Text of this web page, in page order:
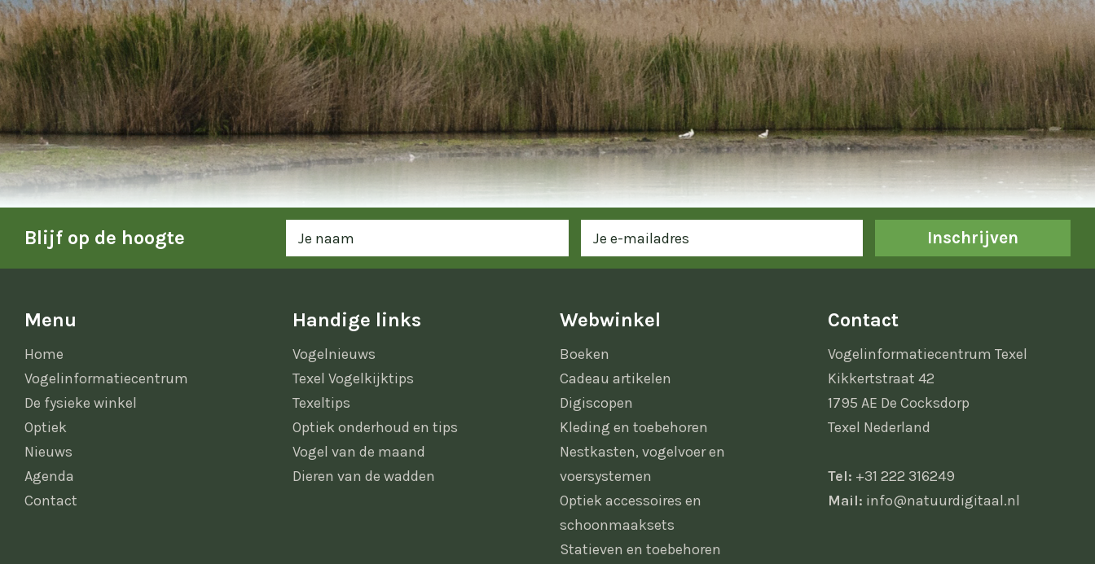
Blijf op de hoogte Inschrijven
Menu
Home
Vogelinformatiecentrum
De fysieke winkel
Optiek
Nieuws
Agenda
Contact
Handige links
Vogelnieuws
Texel Vogelkijktips
Texeltips
Optiek onderhoud en tips
Vogel van de maand
Dieren van de wadden
Webwinkel
Boeken
Cadeau artikelen
Digiscopen
Kleding en toebehoren
Nestkasten, vogelvoer en
voersystemen
Optiek accessoires en
schoonmaaksets
Statieven en toebehoren
Contact
Vogelinformatiecentrum Texel
Kikkertstraat 42
1795 AE De Cocksdorp
Texel Nederland
Tel: +31 222 316249
Mail: info@natuurdigitaal.nl